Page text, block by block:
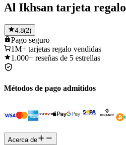
Al Ikhsan tarjeta regalo
4.8(2)
Pago seguro
1M+ tarjetas regalo vendidas
1.000+ reseñas de 5 estrellas
Métodos de pago admitidos
Acerca de